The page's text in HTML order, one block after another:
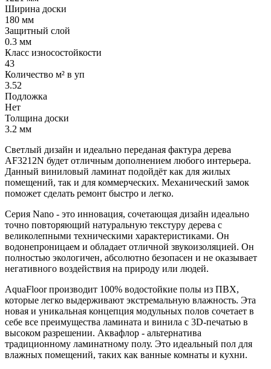
Ширина доски
180 мм
Защитный слой
0.3 мм
Класс износостойкости
43
Количество м² в уп
3.52
Подложка
Нет
Толщина доски
3.2 мм
Светлый дизайн и идеально переданая фактура дерева
AF3212N будет отличным дополнением любого интерьера.
Данный виниловый ламинат подойдёт как для жилых
помещений, так и для коммерческих. Механический замок
поможет сделать ремонт быстро и легко.
Серия Nano - это инновация, сочетающая дизайн идеально
точно повторяющий натуральную текстуру дерева с
великолепными техническими характеристиками. Он
водонепроницаем и обладает отличной звукоизоляцией. Он
полностью экологичен, абсолютно безопасен и не оказывает
негативного воздействия на природу или людей.
AquaFloor производит 100% водостойкие полы из ПВХ,
которые легко выдерживают экстремальную влажность. Эта
новая и уникальная концепция модульных полов сочетает в
себе все преимущества ламината и винила с 3D-печатью в
высоком разрешении. Аквафлор - альтернатива
традиционному ламинатному полу. Это идеальный пол для
влажных помещений, таких как ванные комнаты и кухни.